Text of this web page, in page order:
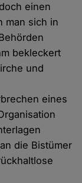
einen
man sich in
bekleckert
und
eines
die Bistümer